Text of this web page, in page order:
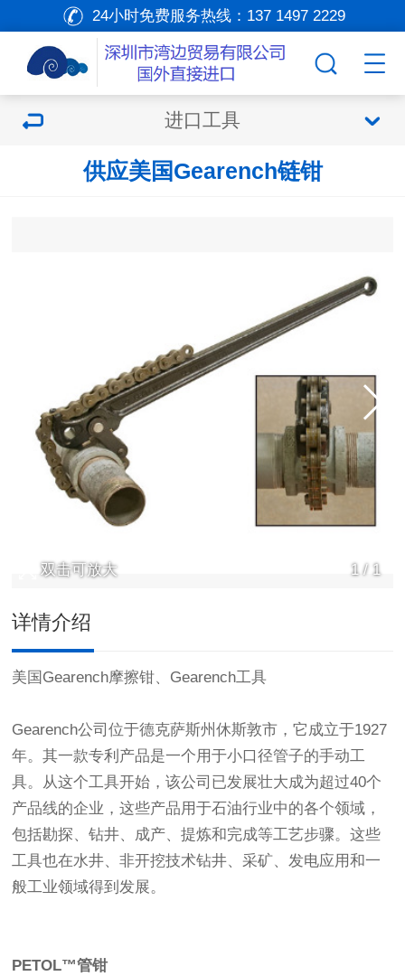
24小时免费服务热线： 137 1497 2229
进口工具
供应美国Gearench链钳
1/ 1
双击可放大
详情介绍
美国Gearench摩擦钳、Gearench工具
Gearench公司位于德克萨斯州休斯敦市，它成立于1927
年。其一款专利产品是一个用于小口径管子的手动工
具。从这个工具开始，该公司已发展壮大成为超过40个
产品线的企业，这些产品用于石油行业中的各个领域，
包括勘探、钻井、成产、提炼和完成等工艺步骤。这些
工具也在水井、非开挖技术钻井、采矿、发电应用和一
般工业领域得到发展。
PETOL™管钳